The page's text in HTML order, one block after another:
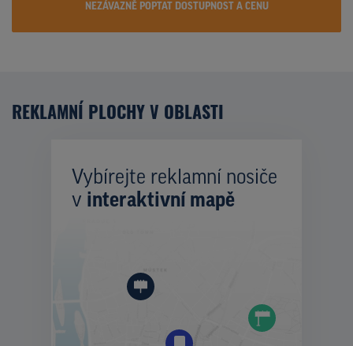
NEZÁVAZNĚ POPTAT DOSTUPNOST A CENU
REKLAMNÍ PLOCHY V OBLASTI
Vybírejte reklamní nosiče
v interaktivní mapě